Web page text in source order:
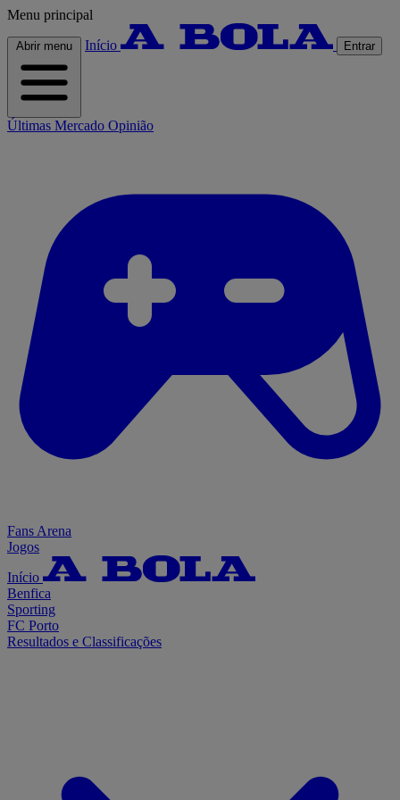
Menu principal
Abrir menu Início Entrar
Últimas Mercado Opinião
Fans Arena
Jogos
Início
Benfica
Sporting
FC Porto
Resultados e Classificações